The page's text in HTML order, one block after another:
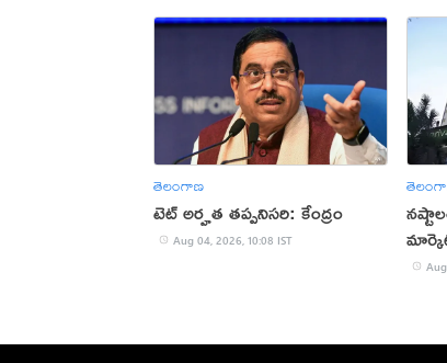
తెలంగాణ
టెట్ అర్హత తప్పనిసరి: కేంద్రం
Aug 04, 2026, 10:08 IST